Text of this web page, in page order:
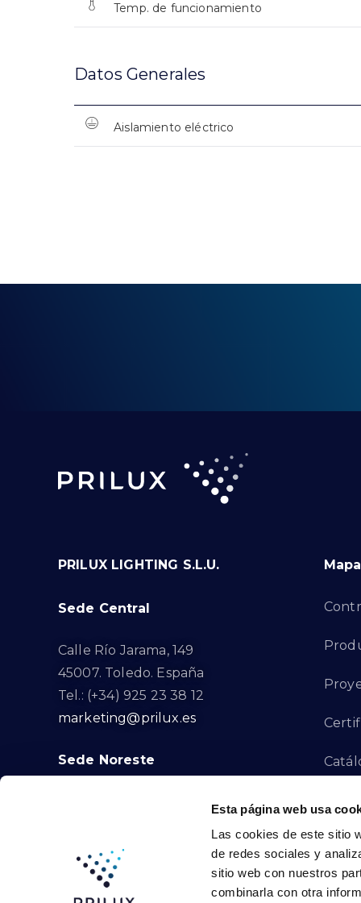
Esta página web usa
Las cookies de este sitio
de redes sociales y
sitio web con nuestros
combinarla con otra
Temp. de funcionamiento
Datos Generales
Aislamiento eléctrico
PRILUX LIGHTING S.L.U.
Sede Central
Calle Río Jarama, 149
45007. Toledo. España
Tel.: (+34) 925 23 38 12
marketing@prilux.es
Sede Noreste
Calle Del Torrent Fondo, s/n
Barcelona. España
Tel.: (+34) 93 719 23 29
marketing@prilux.es